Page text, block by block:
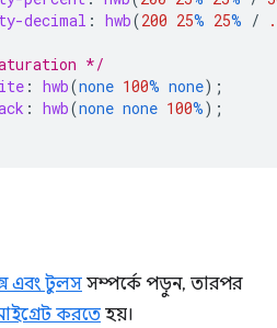
decimal : hwb(200 25% 25% /
*/
: hwb(none 100% none);
: hwb(none none 100%);
এবং টুলস সম্পর্কে পড়ুন, তারপর
করতে হয়।